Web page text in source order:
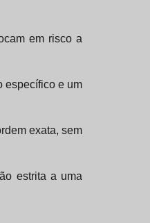
em risco a
específico e um
exata, sem
estrita a uma